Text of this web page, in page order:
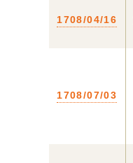
1708/04/16
1708/07/03